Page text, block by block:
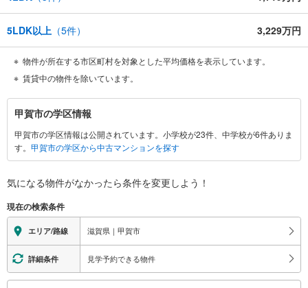
5LDK以上 （5件） 3,229万円
物件が所在する市区町村を対象とした平均価格を表示しています。
賃貸中の物件を除いています。
甲
賀
市
に
す
情
報
甲賀市の学区情報
甲賀市の学区情報は公開されています。小学校が23件、中学校が6件ありま
す。 甲賀市の学区から中古マンションを探す
気になる物件がなかったら条件を変更しよう！
現在の検索条件
エリア/路線 滋賀県｜甲賀市
詳細条件 見学予約できる物件